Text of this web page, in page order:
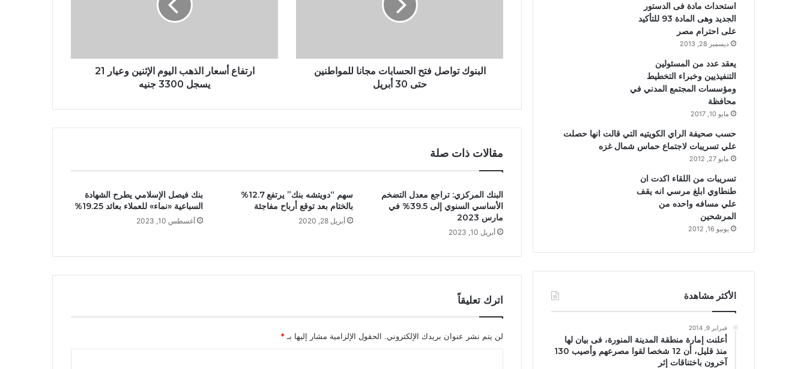
البنوك تواصل فتح الحسابات مجانا للمواطنين
حتى 30 أبريل
ارتفاع أسعار الذهب اليوم الإثنين وعيار 21
يسجل 3300 جنيه
مقالات ذات صلة
البنك المركزي: تراجع معدل التضخم
الأساسي السنوي إلى 39.5% في
مارس 2023
أبريل 10, 2023
سهم “دويتشه بنك” يرتفع 12.7%
بالختام بعد توقع أرباح مفاجئة
أبريل 28, 2020
بنك فيصل الإسلامي يطرح الشهادة
السباعية «نماء» للعملاء بعائد 19.25%
أغسطس 10, 2023
اترك تعليقاً
لن يتم نشر عنوان بريدك الإلكتروني. الحقول الإلزامية مشار إليها بـ *
استحداث مادة فى الدستور
الجديد وهى المادة 93 للتأكيد
على احترام مصر
ديسمبر 28, 2013
يعقد عدد من المسئولين
التنفيذيين وخبراء التخطيط
ومؤسسات المجتمع المدني في
محافظة
مايو 10, 2017
حسب صحيفة الراي الكويتيه التي قالت انها حصلت
علي تسريبات لاجتماع حماس شمال غزه
مايو 27, 2012
تسريبات من اللقاء اكدت ان
طنطاوي ابلغ مرسي انه يقف
علي مسافه واحده من
المرشحين
يونيو 16, 2012
الأكثر مشاهدة
فبراير 9, 2014
أعلنت إمارة منطقة المدينة المنورة، فى بيان لها
منذ قليل، أن 12 شخصا لقوا مصرعهم وأصيب 130
آخرون باختناقات إثر